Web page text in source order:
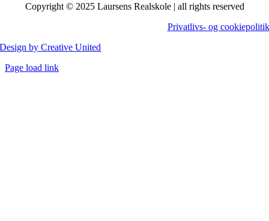
Copyright © 2025 Laursens Realskole | all rights reserved
Privatlivs- og cookiepolitik
Design by Creative United
Close
Page load link